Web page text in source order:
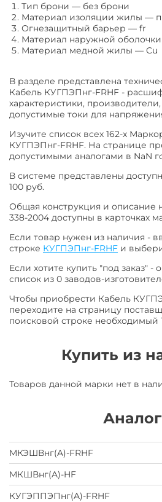
Тип брони — без брони
Материал изоляции жилы —
Огнезащитный барьер — fr
Материал наружной
Материал медной жилы — Cu
В разделе представлена
Кабель КУГПЭПнг-FRHF -
характеристики,
допустимые токи для
Изучите список всех 162-х
КУГПЭПнг-FRHF. На странице
допустимыми аналогами в NaN
В системе представлены
100 руб.
Общая конструкция и описание
338-2004 доступны в карточках
Если товар нужен из наличия -
строке КУГПЭПнг-FRHF и
Если хотите купить "под заказ" -
список из 0 заводов-
Чтобы приобрести Кабель
переходите на страницу
поисковой строке необходимый
Купить из
Товаров данной марки нет в
МКЭШВнг(A)-FRHF
МКШВнг(A)-HF
КУГЭППЭПнг(A)-FRHF